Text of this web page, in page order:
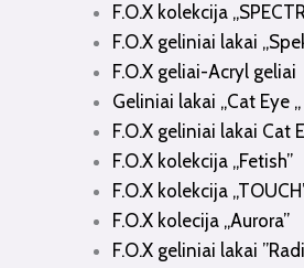
F.O.X kolekcija
F.O.X geliniai lakai
F.O.X geliai-Acryl geliai
Geliniai lakai „Cat Eye „
F.O.X geliniai lakai Cat
F.O.X kolekcija „Fetish”
F.O.X kolekcija
F.O.X kolecija „Aurora”
F.O.X geliniai lakai